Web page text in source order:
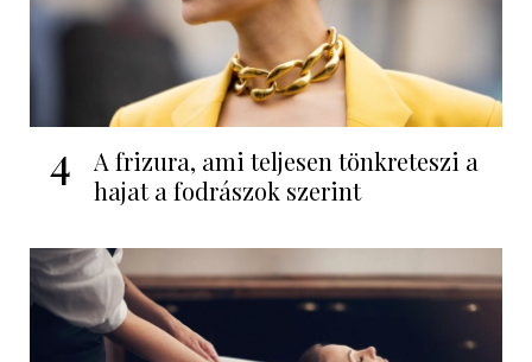
4
A frizura, ami teljesen tönkreteszi a
hajat a fodrászok szerint